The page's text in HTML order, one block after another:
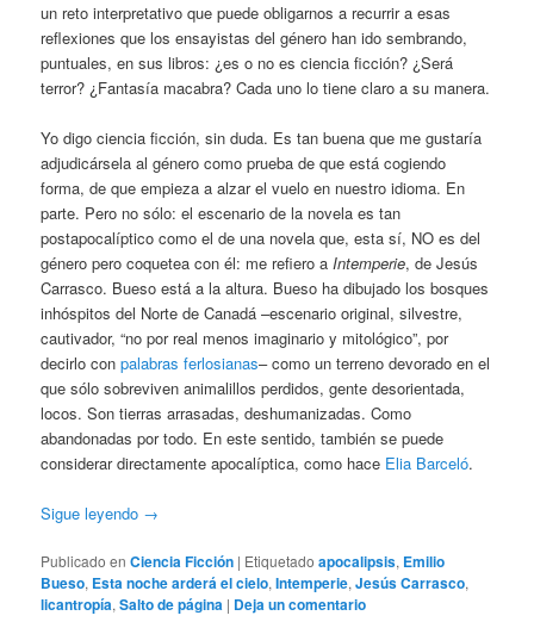
un reto interpretativo que puede obligarnos a recurrir a esas
reflexiones que los ensayistas del género han ido sembrando,
puntuales, en sus libros: ¿es o no es ciencia ficción? ¿Será
terror? ¿Fantasía macabra? Cada uno lo tiene claro a su manera.
Yo digo ciencia ficción, sin duda. Es tan buena que me gustaría
adjudicársela al género como prueba de que está cogiendo
forma, de que empieza a alzar el vuelo en nuestro idioma. En
parte. Pero no sólo: el escenario de la novela es tan
postapocalíptico como el de una novela que, esta sí, NO es del
género pero coquetea con él: me refiero aIntemperie, de Jesús
Carrasco. Bueso está a la altura. Bueso ha dibujado los bosques
inhóspitos del Norte de Canadá –escenario original, silvestre,
cautivador, “no por real menos imaginario y mitológico”, por
decirlo conpalabras ferlosianas– como un terreno devorado en el
que sólo sobreviven animalillos perdidos, gente desorientada,
locos. Son tierras arrasadas, deshumanizadas. Como
abandonadas por todo. En este sentido, también se puede
considerar directamente apocalíptica, como hace Elia Barceló.
Sigue leyendo →
Publicado en Ciencia Ficción | Etiquetado apocalipsis, Emilio
Bueso, Esta noche arderá el cielo,Intemperie,Jesús Carrasco,
licantropía,Salto de página | Deja un comentario